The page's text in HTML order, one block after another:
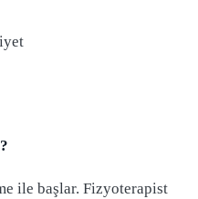
ile başlar. Fizyoterapist